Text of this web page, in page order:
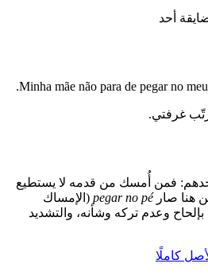
أحد
Minha mãe não para de pegar no
غرفتي.
فمن أُمسك من قدمه لا يستطيع
هنا صارpegar no pé (الإمساك
وعدم تركه وشأنه، والتشديد
كاملًا